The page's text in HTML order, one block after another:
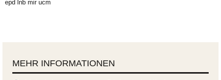
epd lnb mir ucm
MEHR INFORMATIONEN